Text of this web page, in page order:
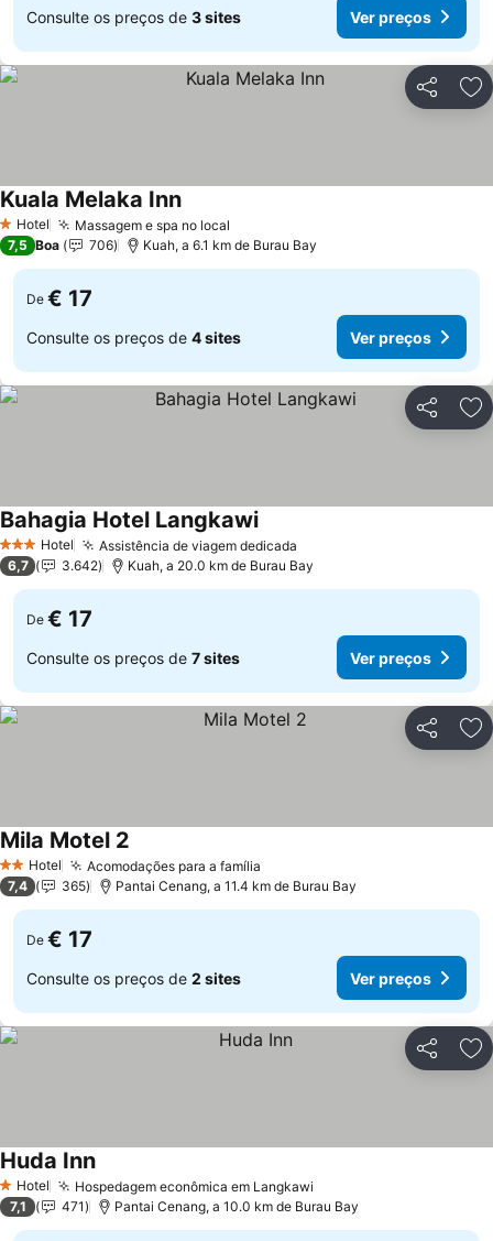
Consulte os preços de 3 sites Ver preços
Partilhar
1 Estrelas
Hotel Massagem e spa no local
Kuala Melaka InnVer preços
7,5 Boa 706 Kuah, a 6.1 km de Burau Bay
De € 17
Consulte os preços de 4 sites Ver preços
Partilhar
3 EstrelasHotel Assistência de viagem dedicada
Bahagia Hotel LangkawiVer preços
6,7 3.642 Kuah, a 20.0 km de Burau Bay
De € 17
Consulte os preços de 7 sites Ver preços
Partilhar
2 Estrelas
Hotel Acomodações para a família
Mila Motel 2
7,4 365 Pantai Cenang, a 11.4 km de Burau Bay
De € 17
Consulte os preços de 2 sites Ver preços
Partilhar
1 Estrelas
Hotel Hospedagem econômica em Langkawi
Huda InnVer preços
7,1 471 Pantai Cenang, a 10.0 km de Burau Bay